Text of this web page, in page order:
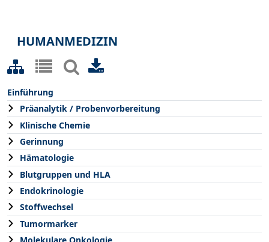
HUMANMEDIZIN
Einführung
Präanalytik / Probenvorbereitung
Klinische Chemie
Gerinnung
Hämatologie
Blutgruppen und HLA
Endokrinologie
Stoffwechsel
Tumormarker